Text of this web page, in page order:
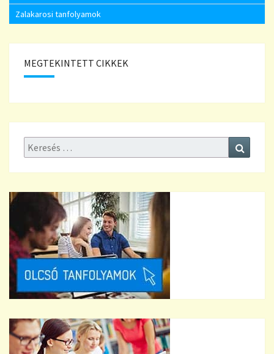
Zalakarosi tanfolyamok
MEGTEKINTETT CIKKEK
Keresés: